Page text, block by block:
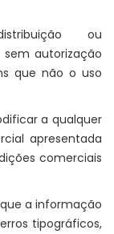
ou
autorização
que não o uso
a qualquer
apresentada
comerciais
a informação
tipográficos,